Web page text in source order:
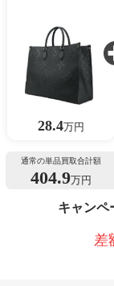
28.4万円
通常の単品買取合計額
404.9万円
キャンペ
差